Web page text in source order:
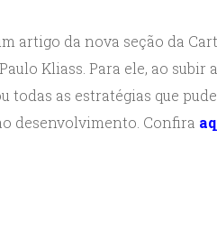
artigo da nova seção da
Kliass. Para ele, ao
todas as estratégias que
desenvolvimento. Confira